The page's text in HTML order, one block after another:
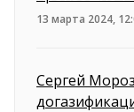
13 марта 2024,
Сергей